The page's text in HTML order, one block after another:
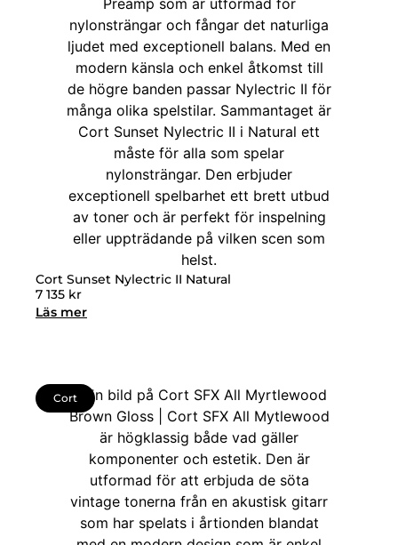
Cort Sunset Nylectric II Natural
7 135 kr
Läs mer
Cort